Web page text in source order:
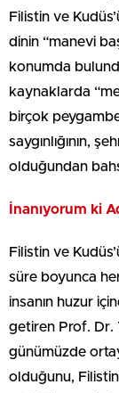
Filistin ve
dinin “manevi
konumda
kaynaklarda
birçok
saygınlığının,
olduğundan
İnanıyorum ki
Filistin ve
süre boyunca
insanın huzur
getiren Prof. Dr.
günümüzde
olduğunu,